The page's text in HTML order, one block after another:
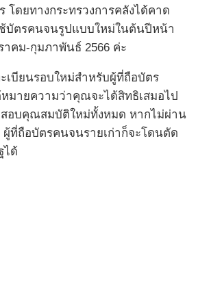
โดยทางกระทรวงการคลังได้คาด
บัตรคนจนรูปแบบใหม่ในต้นปีหน้า
าคม-กุมภาพันธ์ 2566 ค่ะ
เบียนรอบใหม่สำหรับผู้ที่ถือบัตร
มายความว่าคุณจะได้สิทธิเสมอไป
สอบคุณสมบัติใหม่ทั้งหมด หากไม่ผ่าน
ที่ถือบัตรคนจนรายเก่าก็จะโดนตัด
ได้